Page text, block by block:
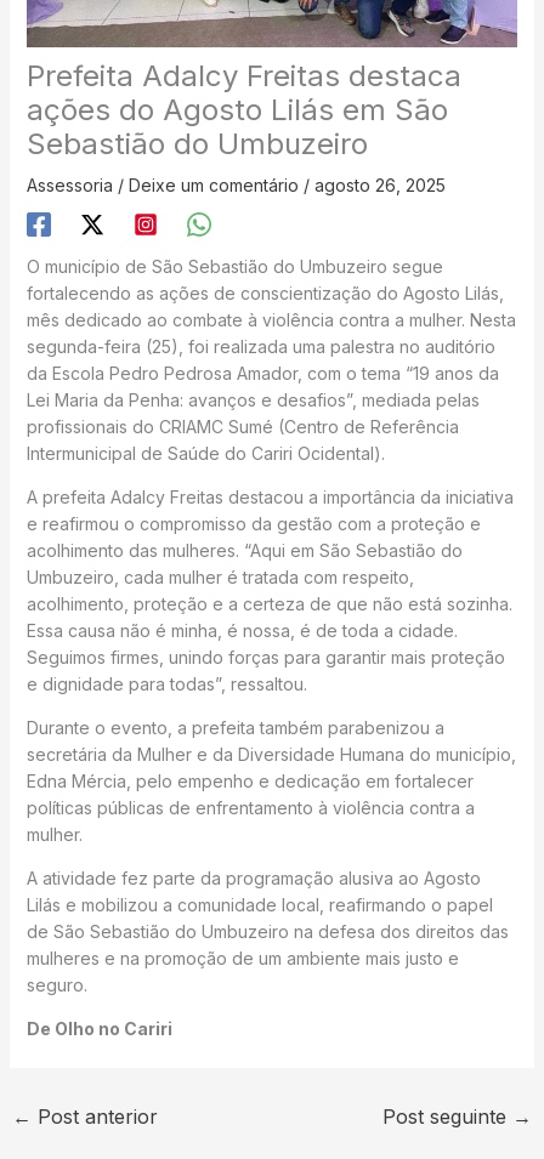
Prefeita Adalcy Freitas destaca
ações do Agosto Lilás em São
Sebastião do Umbuzeiro
Assessoria / Deixe um comentário / agosto 26, 2025
O município de São Sebastião do Umbuzeiro segue
fortalecendo as ações de conscientização do Agosto Lilás,
mês dedicado ao combate à violência contra a mulher. Nesta
segunda-feira (25), foi realizada uma palestra no auditório
da Escola Pedro Pedrosa Amador, com o tema “19 anos da
Lei Maria da Penha: avanços e desafios”, mediada pelas
profissionais do CRIAMC Sumé (Centro de Referência
Intermunicipal de Saúde do Cariri Ocidental).
A prefeita Adalcy Freitas destacou a importância da iniciativa
e reafirmou o compromisso da gestão com a proteção e
acolhimento das mulheres. “Aqui em São Sebastião do
Umbuzeiro, cada mulher é tratada com respeito,
acolhimento, proteção e a certeza de que não está sozinha.
Essa causa não é minha, é nossa, é de toda a cidade.
Seguimos firmes, unindo forças para garantir mais proteção
e dignidade para todas”, ressaltou.
Durante o evento, a prefeita também parabenizou a
secretária da Mulher e da Diversidade Humana do município,
Edna Mércia, pelo empenho e dedicação em fortalecer
políticas públicas de enfrentamento à violência contra a
mulher.
A atividade fez parte da programação alusiva ao Agosto
Lilás e mobilizou a comunidade local, reafirmando o papel
de São Sebastião do Umbuzeiro na defesa dos direitos das
mulheres e na promoção de um ambiente mais justo e
seguro.
De Olho no Cariri
← Post anterior Post seguinte →